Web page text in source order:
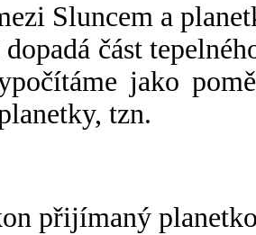
Sluncem a
část
jako
tzn.
přijímaný